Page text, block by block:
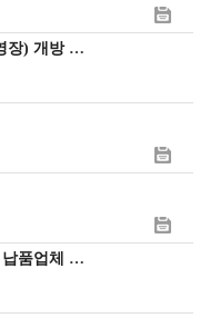
계명원 시설(운동장 및 수영장) 개방 안내
2026년 계명원 종합식자재 납품업체 선정 결과 공고